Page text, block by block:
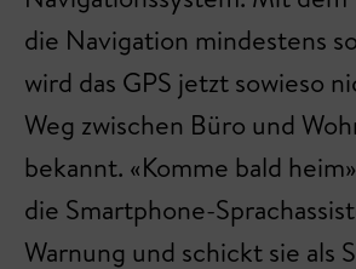
die Navigation mindestens
wird das GPS jetzt sowieso
Weg zwischen Büro und
bekannt. «Komme bald
die Smartphone-
Warnung und schickt sie als